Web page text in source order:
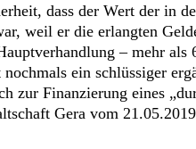
dass der Wert der in
weil er die erlangten
– mehr als
ein schlüssiger
zur Finanzierung eines
Gera vom